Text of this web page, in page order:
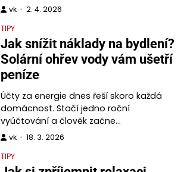
vk
2. 4. 2026
TIPY
Jak snížit náklady na bydlení?
Solární ohřev vody vám ušetří
peníze
Účty za energie dnes řeší skoro každá
domácnost. Stačí jedno roční
vyúčtování a člověk začne…
vk
18. 3. 2026
TIPY